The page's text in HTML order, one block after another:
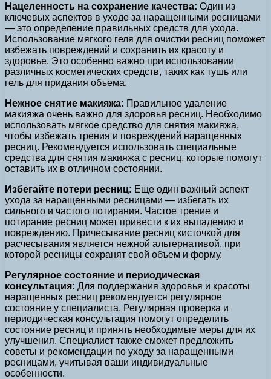
Нацеленность на сохранение качества: Один из
ключевых аспектов в уходе за наращенными ресницами
— это определение правильных средств для ухода.
Использование мягкого геля для очистки ресниц поможет
избежать повреждений и сохранить их красоту и
здоровье. Это особенно важно при использовании
различных косметических средств, таких как тушь или
гель для придания объема.
Нежное снятие макияжа: Правильное удаление
макияжа очень важно для здоровья ресниц. Необходимо
использовать мягкое средство для снятия макияжа,
чтобы избежать трения и повреждений наращенных
ресниц. Рекомендуется использовать специальные
средства для снятия макияжа с ресниц, которые помогут
оставить их в отличном состоянии.
Избегайте потери ресниц: Еще один важный аспект
ухода за наращенными ресницами — избегать их
сильного и частого потирания. Частое трение и
потирание ресниц может привести к их выпадению и
повреждению. Причесывание ресниц кисточкой для
расчесывания является нежной альтернативой, при
которой ресницы сохранят свой объем и форму.
Регулярное состояние и периодическая
консультация: Для поддержания здоровья и красоты
наращенных ресниц рекомендуется регулярное
состояние у специалиста. Регулярная проверка и
периодическая консультация помогут определить
состояние ресниц и принять необходимые меры для их
улучшения. Специалист также сможет предложить
советы и рекомендации по уходу за наращенными
ресницами, учитывая ваши индивидуальные
особенности.